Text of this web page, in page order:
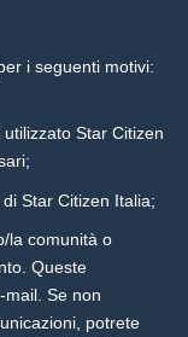
i seguenti motivi:
Star Citizen
Star Citizen Italia;
la comunità o
Queste
Se non
potrete